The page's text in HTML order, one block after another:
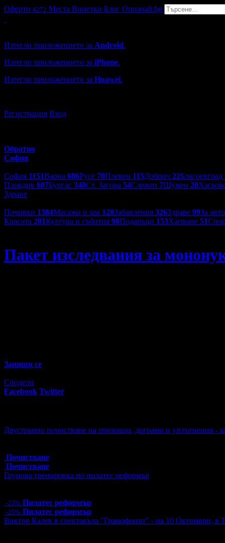
Оферти 4272 Места Винетки Блог Опознай.bg
Изтегли приложението за Android.
Изтегли приложението за iPhone.
Изтегли приложението за Huawei.
Регистрация Вход
Обратно
София
София 1151Варна 686Русе 70Плевен 115Добрич 22Благоевград
Пловдив 607Бургас 348Ст. Загора 54Сливен 7Шумен 20
Здраве
Почивки 1384Масажи и spa 128Забавления 326Здраве 99За
Красота 281Култура и събития 98Подаръци 153Хапване 51
Пакет изследвания за
Запиши се
Сподели
Facebook Twitter
Двустранно почистване на прозорци, дограми и уплътнения -
Почистване
Почистване
Групова тренировка по пилатес реформър
-25% Пилатес реформър
-25% Пилатес реформър
Виктор Калев в спектакъла "Грамофонът" - на 10 Октомври, в